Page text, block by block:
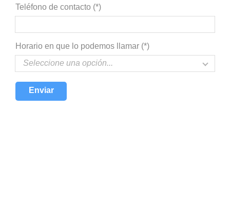
Teléfono de contacto (*)
Horario en que lo podemos llamar (*)